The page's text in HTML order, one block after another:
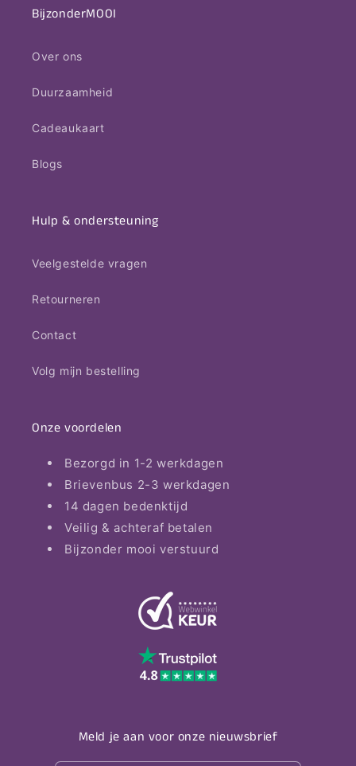
BijzonderMOOI
Over ons
Duurzaamheid
Cadeaukaart
Blogs
Hulp & ondersteuning
Veelgestelde vragen
Retourneren
Contact
Volg mijn bestelling
Onze voordelen
Bezorgd in 1-2 werkdagen
Brievenbus 2-3 werkdagen
14 dagen bedenktijd
Veilig & achteraf betalen
Bijzonder mooi verstuurd
Meld je aan voor onze nieuwsbrief